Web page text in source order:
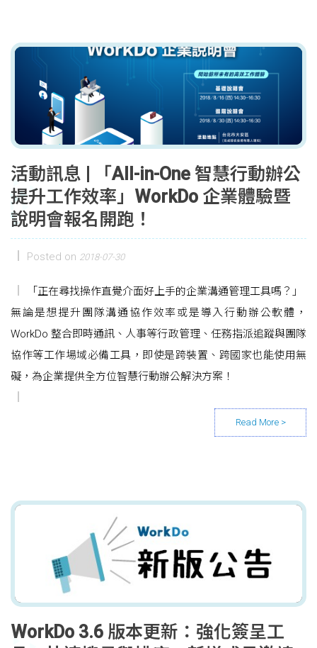
活動訊息 | 「All-in-One 智慧行動辦公
提升工作效率」WorkDo 企業體驗暨
說明會報名開跑！
Posted on 2018-07-30
「正在尋找操作直覺介面好上手的企業溝通管理工具嗎？」
無論是想提升團隊溝通協作效率或是導入行動辦公軟體，
WorkDo 整合即時通訊、人事等行政管理、任務指派追蹤與團隊
協作等工作場域必備工具，即使是跨裝置、跨國家也能使用無
礙，為企業提供全方位智慧行動辦公解決方案！
WorkDo 3.6 版本更新：強化簽呈工